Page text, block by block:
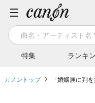
特集 ランキ
カノントップ 「婚姻届に判